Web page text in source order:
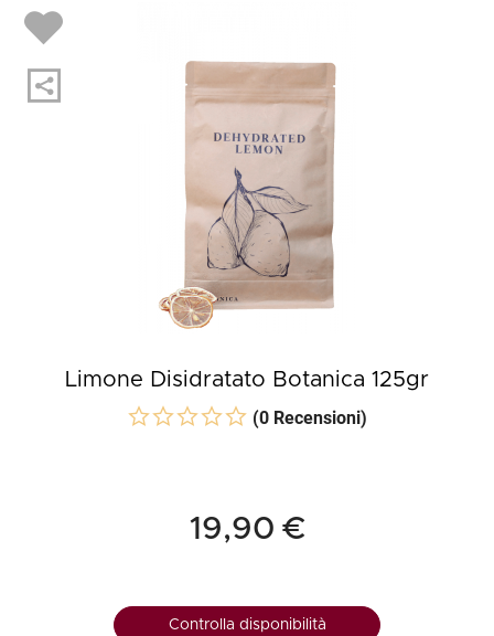
Limone Disidratato Botanica 125gr
(0 Recensioni)
19,90 €
Controlla disponibilità